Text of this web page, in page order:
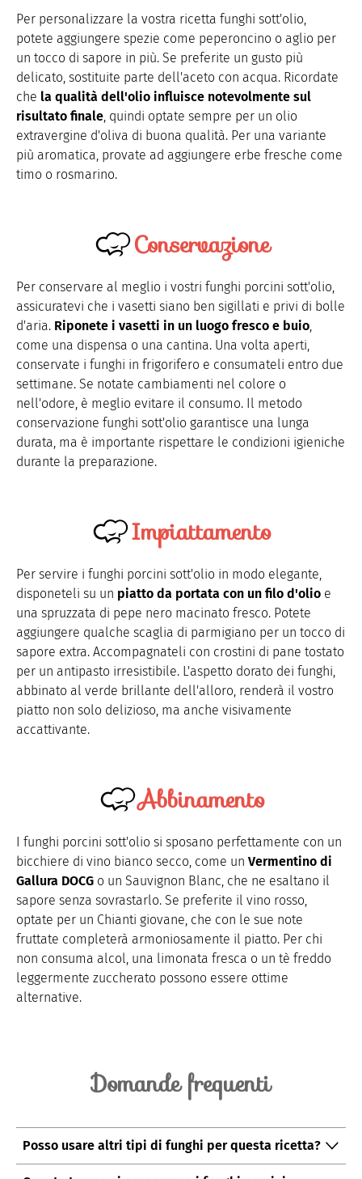
Per personalizzare la vostra ricetta funghi sott'olio,
potete aggiungere spezie come peperoncino o aglio per
un tocco di sapore in più. Se preferite un gusto più
delicato, sostituite parte dell'aceto con acqua. Ricordate
che la qualità dell'olio influisce notevolmente sul
risultato finale, quindi optate sempre per un olio
extravergine d'oliva di buona qualità. Per una variante
più aromatica, provate ad aggiungere erbe fresche come
timo o rosmarino.
Conservazione
Per conservare al meglio i vostri funghi porcini sott'olio,
assicuratevi che i vasetti siano ben sigillati e privi di bolle
d'aria. Riponete i vasetti in un luogo fresco e buio,
come una dispensa o una cantina. Una volta aperti,
conservate i funghi in frigorifero e consumateli entro due
settimane. Se notate cambiamenti nel colore o
nell'odore, è meglio evitare il consumo. Il metodo
conservazione funghi sott'olio garantisce una lunga
durata, ma è importante rispettare le condizioni igieniche
durante la preparazione.
Impiattamento
Per servire i funghi porcini sott'olio in modo elegante,
disponeteli su un piatto da portata con un filo d'olio e
una spruzzata di pepe nero macinato fresco. Potete
aggiungere qualche scaglia di parmigiano per un tocco di
sapore extra. Accompagnateli con crostini di pane tostato
per un antipasto irresistibile. L'aspetto dorato dei funghi,
abbinato al verde brillante dell'alloro, renderà il vostro
piatto non solo delizioso, ma anche visivamente
accattivante.
Abbinamento
I funghi porcini sott'olio si sposano perfettamente con un
bicchiere di vino bianco secco, come un Vermentino di
Gallura DOCG o un Sauvignon Blanc, che ne esaltano il
sapore senza sovrastarlo. Se preferite il vino rosso,
optate per un Chianti giovane, che con le sue note
fruttate completerà armoniosamente il piatto. Per chi
non consuma alcol, una limonata fresca o un tè freddo
leggermente zuccherato possono essere ottime
alternative.
Domande frequenti
Posso usare altri tipi di funghi per questa ricetta?
Sì, potete utilizzare altri funghi carnosi come gli